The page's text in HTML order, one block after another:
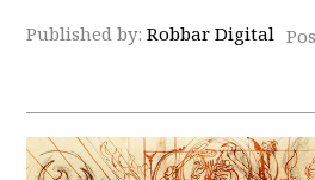
Published by:Robbar Digital